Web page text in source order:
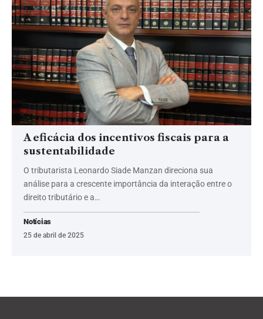
A eficácia dos incentivos fiscais para a
sustentabilidade
O tributarista Leonardo Siade Manzan direciona sua
análise para a crescente importância da interação entre o
direito tributário e a…
Notícias
25 de abril de 2025